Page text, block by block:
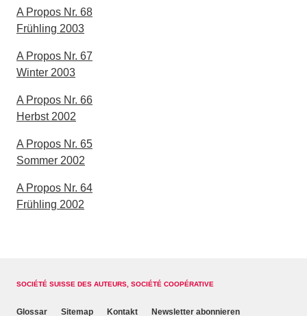
A Propos Nr. 68
Frühling 2003
A Propos Nr. 67
Winter 2003
A Propos Nr. 66
Herbst 2002
A Propos Nr. 65
Sommer 2002
A Propos Nr. 64
Frühling 2002
SOCIÉTÉ SUISSE DES AUTEURS, SOCIÉTÉ COOPÉRATIVE
Glossar Sitemap Kontakt Newsletter abonnieren